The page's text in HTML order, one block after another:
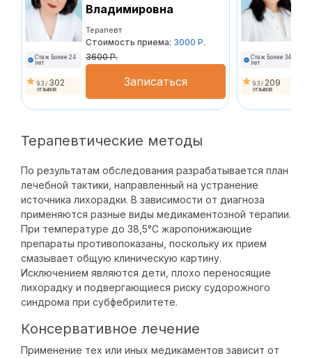
Стаж Более 24
лет
9.3 / 302
отзывов
Владимировна
Терапевт
Стоимость приема: 3000 Р.
3600 Р.
Записаться
Стаж Более 34
лет
9.3 / 209
отзывов
Терапевтические методы
По результатам обследования разрабатывается план
лечебной тактики, направленный на устранение
источника лихорадки. В зависимости от диагноза
применяются разные виды медикаментозной терапии.
При температуре до 38,5°C жаропонижающие
препараты противопоказаны, поскольку их прием
смазывает общую клиническую картину.
Исключением являются дети, плохо переносящие
лихорадку и подвергающиеся риску судорожного
синдрома при субфебрилитете.
Консервативное лечение
Применение тех или иных медикаментов зависит от